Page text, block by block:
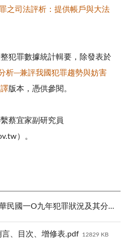
之司法評析：提供帳戶與大法
罪數據統計輯要，除發表於
析─兼評我國犯罪趨勢與妨害
版本，憑供參閱。
蔡宜家副研究員
）。
九年犯罪狀況及其分析全文（未含數據）.pdf
、目次、增修表.pdf 12829 KB